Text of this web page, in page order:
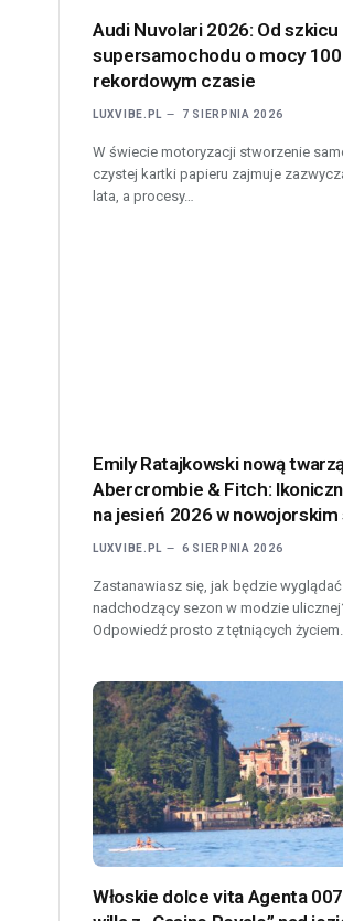
Audi Nuvolari 2026: Od szkicu
supersamochodu o mocy
rekordowym czasie
LUXVIBE.PL 7 SIERPNIA 2026
W świecie motoryzacji stworzenie
czystej kartki papieru zajmuje
lata, a procesy…
Emily Ratajkowski nową
Abercrombie & Fitch:
na jesień 2026 w
LUXVIBE.PL 6 SIERPNIA 2026
Zastanawiasz się, jak będzie wyglądać
nadchodzący sezon w modzie
Odpowiedź prosto z tętniących życiem…
Włoskie dolce vita Agenta